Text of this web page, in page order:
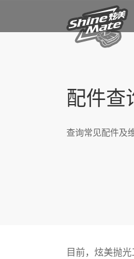
配件查
查询常见配件及
目前，炫美抛